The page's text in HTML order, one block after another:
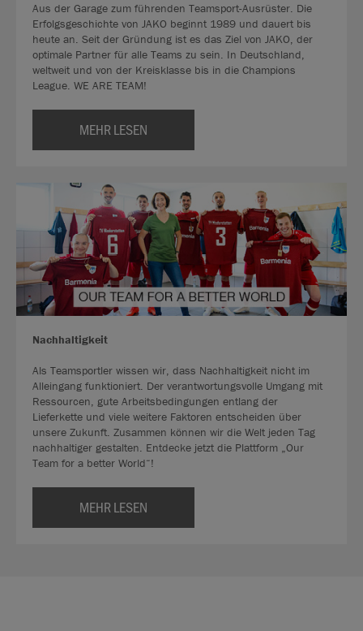
Aus der Garage zum führenden Teamsport-Ausrüster. Die
Erfolgsgeschichte von JAKO beginnt 1989 und dauert bis
heute an. Seit der Gründung ist es das Ziel von JAKO, der
optimale Partner für alle Teams zu sein. In Deutschland,
weltweit und von der Kreisklasse bis in die Champions
League. WE ARE TEAM!
MEHR LESEN
Nachhaltigkeit
Als Teamsportler wissen wir, dass Nachhaltigkeit nicht im
Alleingang funktioniert. Der verantwortungsvolle Umgang mit
Ressourcen, gute Arbeitsbedingungen entlang der
Lieferkette und viele weitere Faktoren entscheiden über
unsere Zukunft. Zusammen können wir die Welt jeden Tag
nachhaltiger gestalten. Entdecke jetzt die Plattform „Our
Team for a better World“!
MEHR LESEN